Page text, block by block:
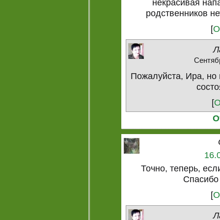
некрасивая
родственников
[
Пожалуйста, Ира, но
[
Точно, теперь,
[